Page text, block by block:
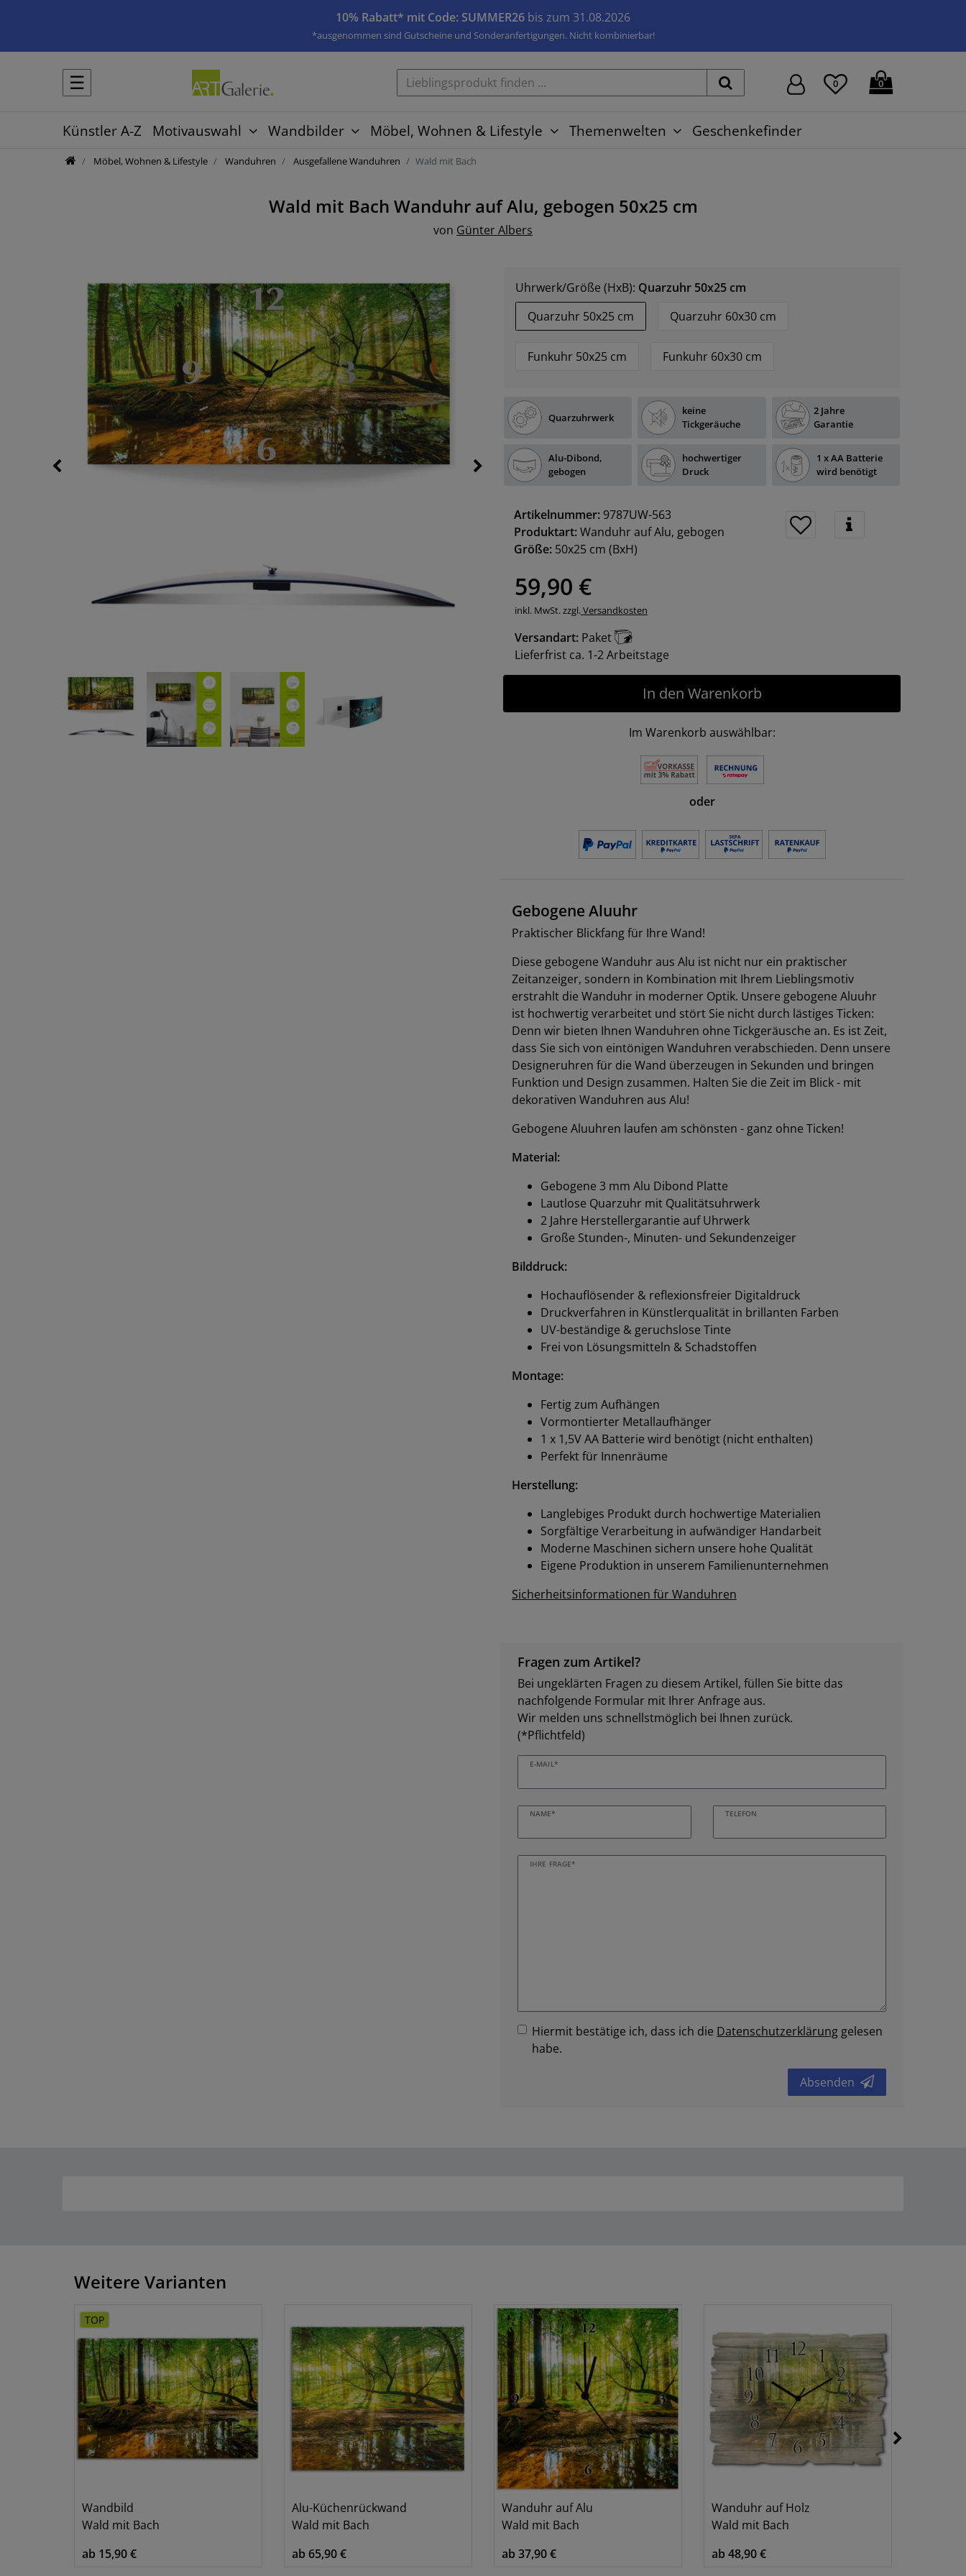
10% Rabatt* mit Code: SUMMER26 bis zum 31.08.2026
*ausgenommen sind Gutscheine und Sonderanfertigungen. Nicht kombinierbar!
☰ 0 0
Künstler A-Z Motivauswahl Wandbilder Möbel, Wohnen & Lifestyle Themenwelten Geschenkefinder
Möbel, Wohnen & Lifestyle Wanduhren Ausgefallene Wanduhren Wald mit Bach
Wald mit Bach Wanduhr auf Alu, gebogen 50x25 cm
von Günter Albers
Uhrwerk/Größe (HxB): Quarzuhr 50x25 cm
Quarzuhr 50x25 cm
Quarzuhr 60x30 cm
Funkuhr 50x25 cm Funkuhr 60x30 cm
Quarzuhrwerk
keine
Tickgeräuche
2 Jahre
Garantie
Alu-Dibond,
gebogen
hochwertiger
Druck
1 x AA Batterie
wird benötigt
Artikelnummer: 9787UW-563
Produktart:Wanduhr auf Alu, gebogen
Größe: 50x25 cm (BxH)
59,90 €
inkl. MwSt. zzgl.Versandkosten
Versandart: Paket
Lieferfrist ca. 1-2 Arbeitstage
In den Warenkorb
Im Warenkorb auswählbar:
oder
Gebogene Aluuhr
Praktischer Blickfang für Ihre Wand!
Diese gebogene Wanduhr aus Alu ist nicht nur ein praktischer
Zeitanzeiger, sondern in Kombination mit Ihrem Lieblingsmotiv
erstrahlt die Wanduhr in moderner Optik. Unsere gebogene Aluuhr
ist hochwertig verarbeitet und stört Sie nicht durch lästiges Ticken:
Denn wir bieten Ihnen Wanduhren ohne Tickgeräusche an. Es ist Zeit,
dass Sie sich von eintönigen Wanduhren verabschieden. Denn unsere
Designeruhren für die Wand überzeugen in Sekunden und bringen
Funktion und Design zusammen. Halten Sie die Zeit im Blick - mit
dekorativen Wanduhren aus Alu!
Gebogene Aluuhren laufen am schönsten - ganz ohne Ticken!
Material:
Gebogene 3 mm Alu Dibond Platte
Lautlose Quarzuhr mit Qualitätsuhrwerk
2 Jahre Herstellergarantie auf Uhrwerk
Große Stunden-, Minuten- und Sekundenzeiger
Bilddruck:
Hochauflösender & reflexionsfreier Digitaldruck
Druckverfahren in Künstlerqualität in brillanten Farben
UV-beständige & geruchslose Tinte
Frei von Lösungsmitteln & Schadstoffen
Montage:
Fertig zum Aufhängen
Vormontierter Metallaufhänger
1 x 1,5V AA Batterie wird benötigt (nicht enthalten)
Perfekt für Innenräume
Herstellung:
Langlebiges Produkt durch hochwertige Materialien
Sorgfältige Verarbeitung in aufwändiger Handarbeit
Moderne Maschinen sichern unsere hohe Qualität
Eigene Produktion in unserem Familienunternehmen
Sicherheitsinformationen für Wanduhren
Fragen zum Artikel?
Bei ungeklärten Fragen zu diesem Artikel, füllen Sie bitte das
nachfolgende Formular mit Ihrer Anfrage aus.
Wir melden uns schnellstmöglich bei Ihnen zurück.
(*Pflichtfeld)
E-MAIL*
NAME* TELEFON
IHRE FRAGE*
Hiermit bestätige ich, dass ich die Daten­schutz­erklärung gelesen
habe.
Absenden
Weitere Varianten
TOP
Wandbild
Wald mit Bach
ab 15,90 €
Alu-Küchenrückwand
Wald mit Bach
ab 65,90 €
Wanduhr auf Alu
Wald mit Bach
ab 37,90 €
Wanduhr auf Holz
Wald mit Bach
ab 48,90 €